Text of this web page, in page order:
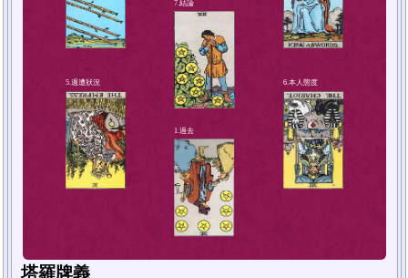
4.解決方法或對策
塔羅牌義